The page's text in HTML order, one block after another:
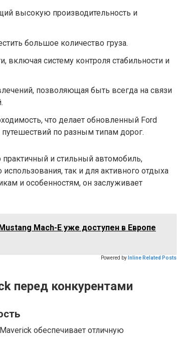
высокую производительность и
большое количество груза.
включая систему контроля стабильности и
позволяющая быть всегда на связи
что делает обновленный Ford
по разным типам дорог.
и стильный автомобиль,
так и для активного отдыха
и особенностям, он заслуживает
Mach-E уже доступен в Европе
Powered by Inline Related Posts
перед конкурентами
обеспечивает отличную